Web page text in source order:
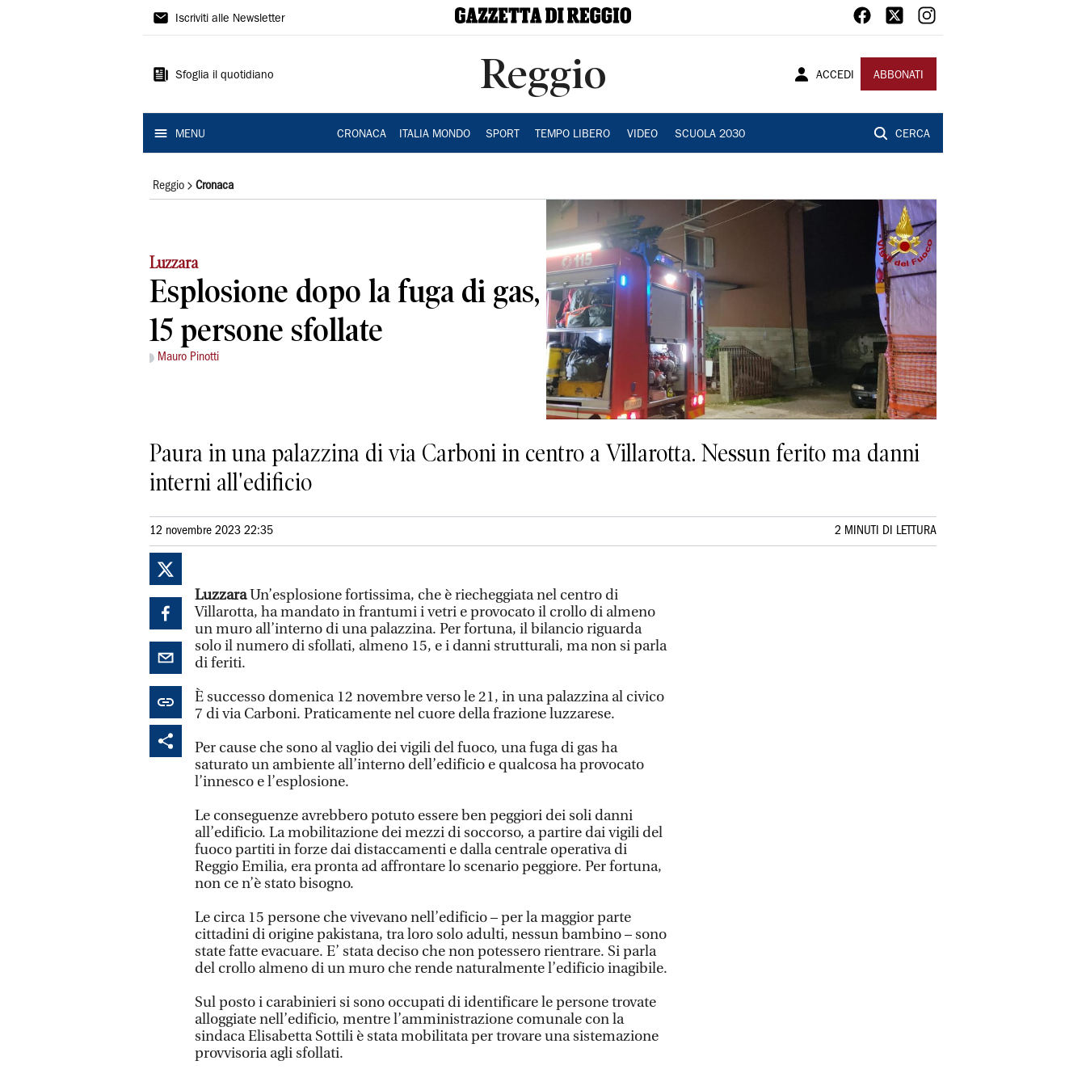
Gazzetta
Reggio
Iscriviti alle Newsletter
Sfoglia il quotidiano Reggio ACCEDI ABBONATI
MENU CRONACA ITALIA MONDO SPORT TEMPO LIBERO VIDEO SCUOLA 2030 CERCA
Reggio Cronaca
Luzzara
Esplosione dopo la fuga di gas,
15 persone sfollate
Mauro Pinotti
Paura in una palazzina di via Carboni in centro a Villarotta. Nessun ferito ma danni
interni all'edificio
12 novembre 2023 22:35 2 MINUTI DI LETTURA
LuzzaraUn’esplosione fortissima, che è riecheggiata nel centro di
Villarotta, ha mandato in frantumi i vetri e provocato il crollo di almeno
un muro all’interno di una palazzina. Per fortuna, il bilancio riguarda
solo il numero di sfollati, almeno 15, e i danni strutturali, ma non si parla
di feriti.
È successo domenica 12 novembre verso le 21, in una palazzina al civico
7 di via Carboni. Praticamente nel cuore della frazione luzzarese.
Per cause che sono al vaglio dei vigili del fuoco, una fuga di gas ha
saturato un ambiente all’interno dell’edificio e qualcosa ha provocato
l’innesco e l’esplosione.
Le conseguenze avrebbero potuto essere ben peggiori dei soli danni
all’edificio. La mobilitazione dei mezzi di soccorso, a partire dai vigili del
fuoco partiti in forze dai distaccamenti e dalla centrale operativa di
Reggio Emilia, era pronta ad affrontare lo scenario peggiore. Per fortuna,
non ce n’è stato bisogno.
Le circa 15 persone che vivevano nell’edificio – per la maggior parte
cittadini di origine pakistana, tra loro solo adulti, nessun bambino – sono
state fatte evacuare. E’ stata deciso che non potessero rientrare. Si parla
del crollo almeno di un muro che rende naturalmente l’edificio inagibile.
Sul posto i carabinieri si sono occupati di identificare le persone trovate
alloggiate nell’edificio, mentre l’amministrazione comunale con la
sindaca Elisabetta Sottili è stata mobilitata per trovare una sistemazione
provvisoria agli sfollati.